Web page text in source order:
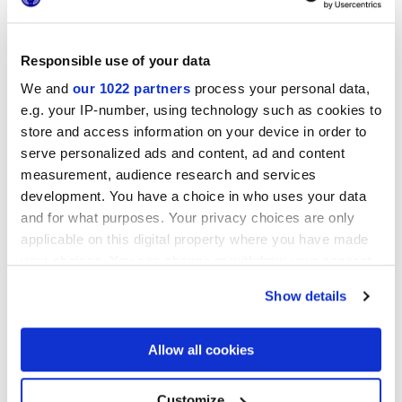
Responsible use of your data
We and our 1022 partners process your personal data,
e.g. your IP-number, using technology such as cookies to
store and access information on your device in order to
serve personalized ads and content, ad and content
measurement, audience research and services
development. You have a choice in who uses your data
and for what purposes. Your privacy choices are only
applicable on this digital property where you have made
If you allow, we would also like to:
Collect information about your geographical
location which can be accurate to within several
Show details
Allow all cookies
Sassuolo
. La exposición puede visitarse hasta el 31 de enero
de 2023 de lunes a viernes (de 8:30 a 12:30 y de 14:30 a
Sassuolo
, Módena
Contáctanospara más información
Añadira favoritos
Compartireste Artículo